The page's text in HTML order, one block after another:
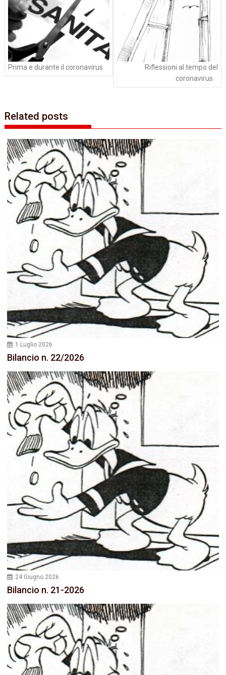
Prima e durante il coronavirus
Riflessioni al tempo del
coronavirus
Related posts
1 Luglio 2026
Bilancio n. 22/2026
24 Giugno 2026
Bilancio n. 21-2026